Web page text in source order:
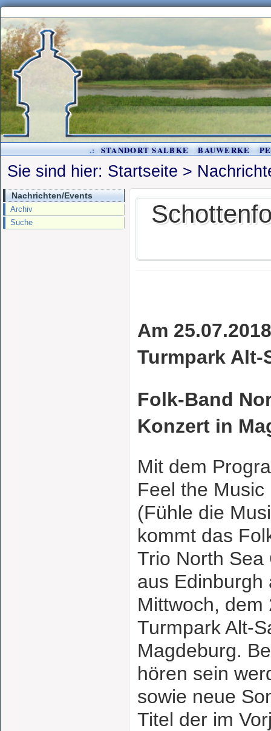
.: STANDORT SALBKE BAUWERKE
Sie sind hier: Startseite >
Nachrichten/Events
Archiv
Suche
Am
Turmpark Alt-
Folk-Band
Konzert in
Mit dem
Feel the Music
(Fühle die
kommt das
Trio North Sea
aus Edinburgh
Mittwoch, dem
Turmpark Alt-
Magdeburg.
hören sein
sowie neue
Titel der im